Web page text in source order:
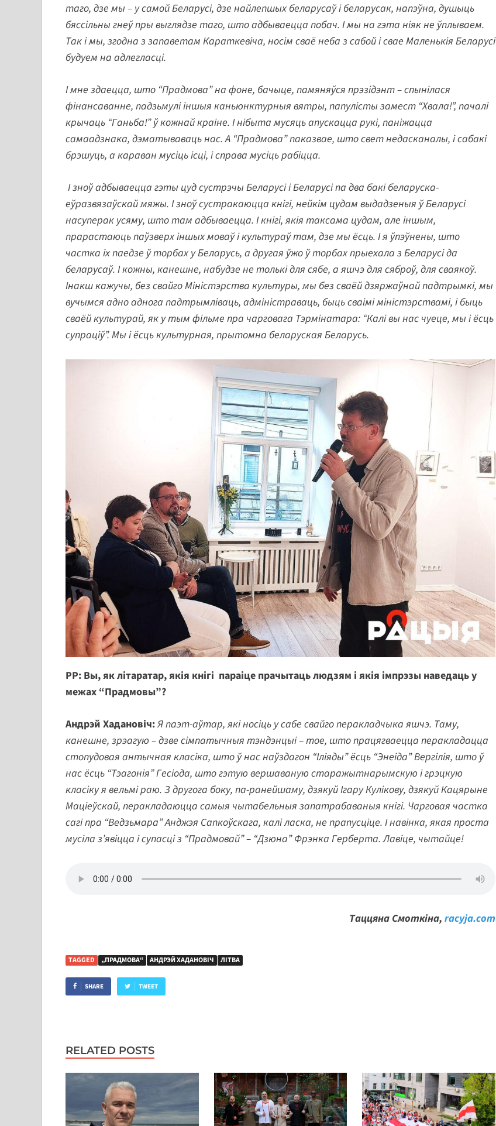
таго, дзе мы – у самой Беларусі, дзе найлепшых беларусаў і беларусак, напэўна, душыць
бяссільны гнеў пры выглядзе таго, што адбываецца побач. І мы на гэта ніяк не ўплываем.
Так і мы, згодна з запаветам Караткевіча, носім сваё неба з сабой і свае Маленькія Беларусі
будуем на адлегласці.
І мне здаецца, што “Прадмова” на фоне, бачыце, памяняўся прэзідэнт – спынілася
фінансаванне, падзьмулі іншыя каньюнктурныя вятры, папулісты замест “Хвала!”, пачалі
крычаць “Ганьба!” ў кожнай краіне. І нібыта мусяць апускацца рукі, паніжацца
самаадзнака, дэматываваць нас. А “Прадмова” паказвае, што свет недасканалы, і сабакі
брэшуць, а караван мусіць ісці, і справа мусіць рабіцца.
І зноў адбываецца гэты цуд сустрэчы Беларусі і Беларусі па два бакі беларуска-
еўразвязаўскай мяжы. І зноў сустракаюцца кнігі, нейкім цудам выдадзеныя ў Беларусі
насуперак усяму, што там адбываецца. І кнігі, якія таксама цудам, але іншым,
прарастаюць паўзверх іншых моваў і культураў там, дзе мы ёсць. І я ўпэўнены, што
частка іх паедзе ў торбах у Беларусь, а другая ўжо ў торбах прыехала з Беларусі да
беларусаў. І кожны, канешне, набудзе не толькі для сябе, а яшчэ для сяброў, для сваякоў.
Інакш кажучы, без свайго Міністэрства культуры, мы без сваёй дзяржаўнай падтрымкі, мы
вучымся адно аднога падтрымліваць, адміністраваць, быць сваімі міністэрствамі, і быць
сваёй культурай, як у тым фільме пра чарговага Тэрмінатара: “Калі вы нас чуеце, мы і ёсць
супраціў”. Мы і ёсць культурная, прытомна беларуская Беларусь.
РР: Вы, як літаратар, якія кнігі параіце прачытаць людзям і якія імпрэзы наведаць у
межах “Прадмовы”?
Андрэй Хадановіч:Я паэт-аўтар, які носіць у сабе свайго перакладчыка яшчэ. Таму,
канешне, зрэагую – дзве сімпатычныя тэндэнцыі – тое, што працягваецца перакладацца
стопудовая антычная класіка, што ў нас наўздагон “Іліяды” ёсць “Энеіда” Вергілія, што ў
нас ёсць “Тэагонія” Гесіода, што гэтую вершаваную старажытнарымскую і грэцкую
класіку я вельмі раю. З другога боку, па-ранейшаму, дзякуй Ігару Кулікову, дзякуй Кацярыне
Маціеўскай, перакладаюцца самыя чытабельныя запатрабаваныя кнігі. Чарговая частка
сагі пра “Ведзьмара” Анджэя Сапкоўскага, калі ласка, не прапусціце. І навінка, якая проста
мусіла з’явіцца і супасці з “Прадмовай” – “Дзюна” Фрэнка Герберта. Лавіце, чытайце!
Таццяна Смоткіна, racyja.com
TAGGED „ПРАДМОВА“ АНДРЭЙ ХАДАНОВІЧ ЛІТВА
SHARE TWEET
RELATED POSTS